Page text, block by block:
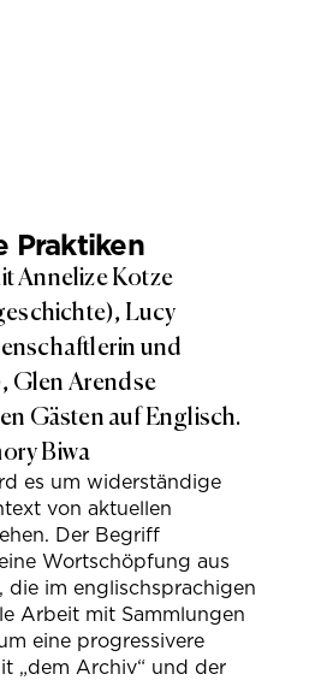
Praktiken
Annelize Kotze
Lucy
und
Glen Arendse
Gästen auf Englisch.
Biwa
es um widerständige
von aktuellen
Der Begriff
Wortschöpfung aus
im englischsprachigen
Arbeit mit Sammlungen
eine progressivere
„dem Archiv“ und der